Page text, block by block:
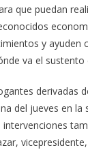
que puedan
y ayuden
va el sustento
derivadas
del jueves en la